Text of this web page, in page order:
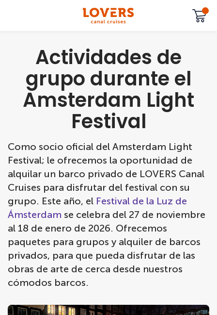
Actividades de
grupo durante el
Amsterdam Light
Festival
Como socio oficial del Amsterdam Light
Festival; le ofrecemos la oportunidad de
alquilar un barco privado de LOVERS Canal
Cruises para disfrutar del festival con su
grupo. Este año, el Festival de la Luz de
Ámsterdam se celebra del 27 de noviembre
al 18 de enero de 2026. Ofrecemos
paquetes para grupos y alquiler de barcos
privados, para que pueda disfrutar de las
obras de arte de cerca desde nuestros
cómodos barcos.